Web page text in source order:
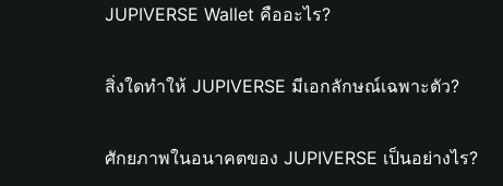
JUPIVERSE Wallet คืออะไร?
สิ่งใดทำให้ JUPIVERSE มีเอกลักษณ์เฉพาะตัว?
ศักยภาพในอนาคตของ JUPIVERSE เป็นอย่างไร?